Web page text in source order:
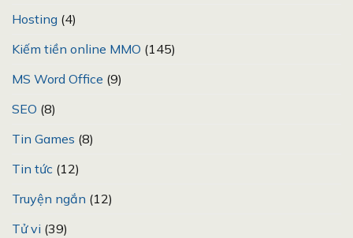
Hosting (4)
Kiếm tiền online MMO (145)
MS Word Office (9)
SEO (8)
Tin Games (8)
Tin tức (12)
Truyện ngắn (12)
Tử vi (39)